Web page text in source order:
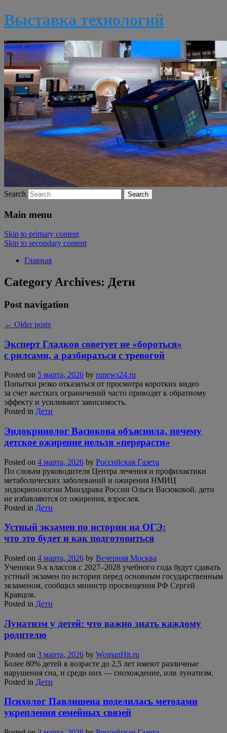
Выставка технологий
Search
Main menu
Skip to primary content
Skip to secondary content
Главная
Category Archives: Дети
Post navigation
← Older posts
Эксперт Гладков советует не «бороться»
с рилсами, а разбираться с тревогой
Posted on 5 марта, 2026 by runews24.ru
Попытки резко отказаться от просмотра коротких видео
за счет жестких ограничений часто приводят к обратному
эффекту и усиливают зависимость.
Posted in Дети
Эндокринолог Васюкова объяснила, почему
детское ожирение нельзя «перерасти»
Posted on 4 марта, 2026 by Российская Газета
По словам руководителя Центра лечения и профилактики
метаболических заболеваний и ожирения НМИЦ
эндокринологии Минздрава России Ольги Васюковой, дети
не избавляются от ожирения, взрослея.
Posted in Дети
Устный экзамен по истории на ОГЭ:
что это будет и как подготовиться
Posted on 4 марта, 2026 by Вечерняя Москва
Ученики 9-х классов с 2027–2028 учебного года будут сдавать
устный экзамен по истории перед основным государственным
экзаменом, сообщил министр просвещения РФ Сергей
Кравцов.
Posted in Дети
Лунатизм у детей: что важно знать каждому
родителю
Posted on 3 марта, 2026 by WomanHit.ru
Более 80% детей в возрасте до 2,5 лет имеют различные
нарушения сна, и среди них — снохождение, или лунатизм.
Posted in Дети
Психолог Павлишена поделилась методами
укрепления семейных связей